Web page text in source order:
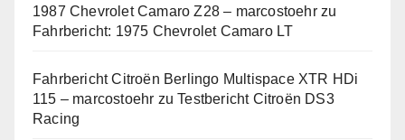
1987 Chevrolet Camaro Z28 – marcostoehrzu
Fahrbericht: 1975 Chevrolet Camaro LT
Fahrbericht Citroën Berlingo Multispace XTR HDi
115 – marcostoehr zuTestbericht Citroën DS3
Racing